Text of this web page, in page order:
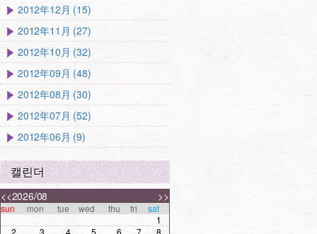
2012年12月 (15)
2012年11月 (27)
2012年10月 (32)
2012年09月 (48)
2012年08月 (30)
2012年07月 (52)
2012年06月 (9)
캘린더
<< >>
2026/08
sun mon tue wed thu fri
sat
1
2
3 4 5 6 7
8